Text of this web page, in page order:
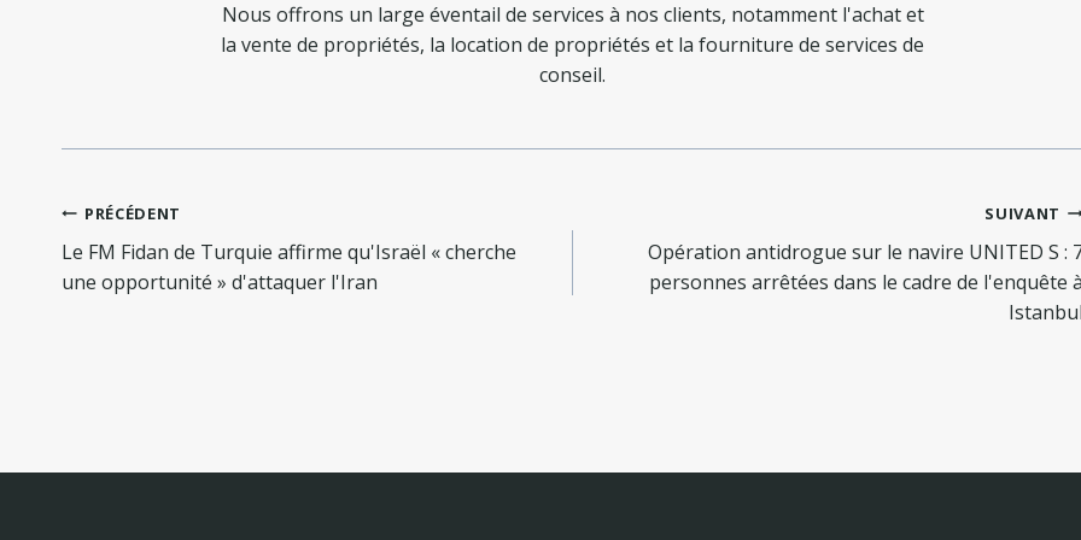
Nous offrons un large éventail de services à nos clients, notamment l'achat et
la vente de propriétés, la location de propriétés et la fourniture de services de
conseil.
Navigation
de
l’article
PRÉCÉDENT
Le FM Fidan de Turquie affirme qu'Israël « cherche
une opportunité » d'attaquer l'Iran
SUIVANT
Opération antidrogue sur le navire UNITED S :
personnes arrêtées dans le cadre de l'enquête à
Istanbul